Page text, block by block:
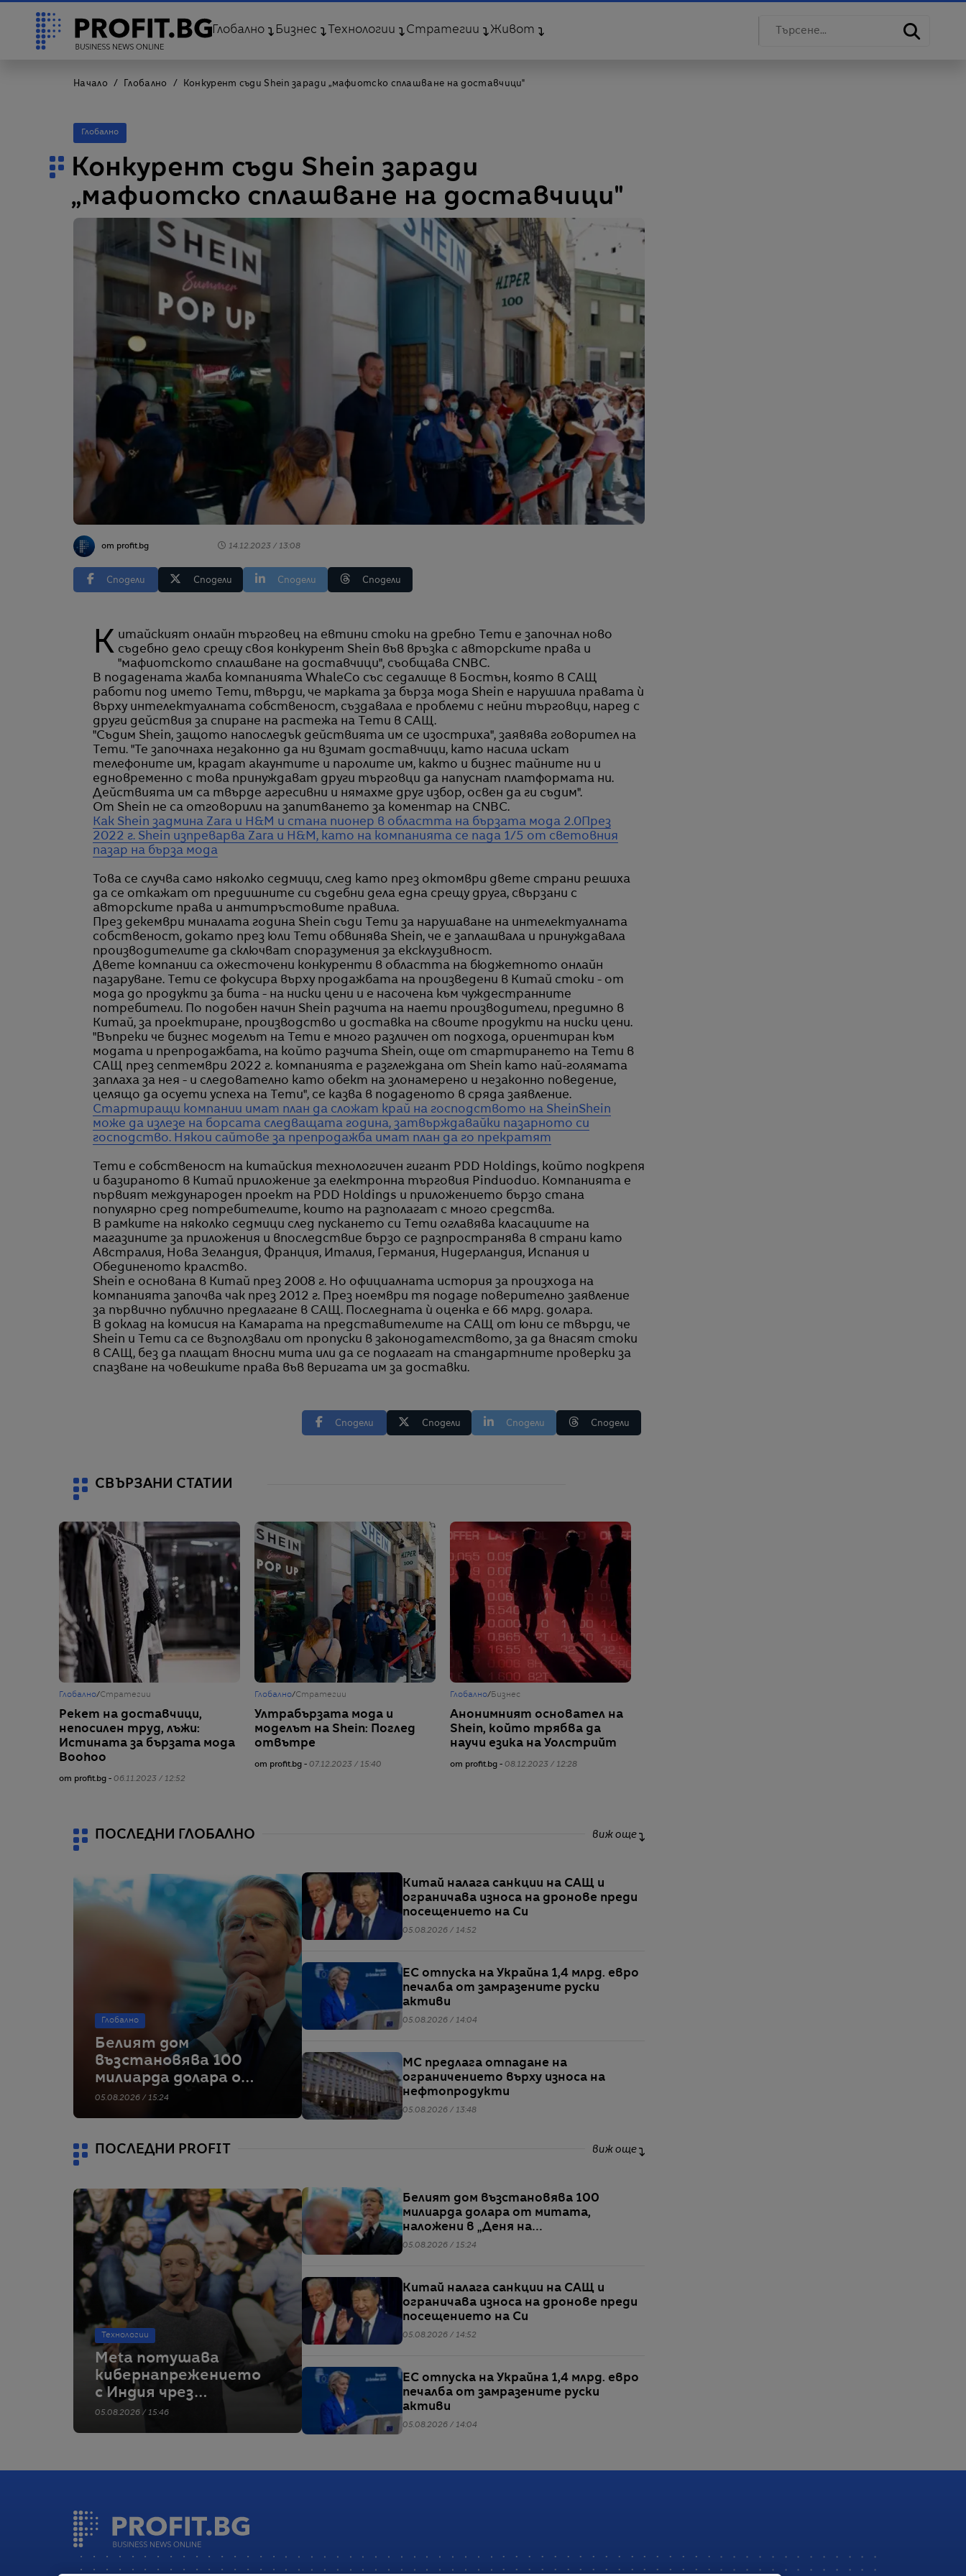
Глобално Бизнес Технологии Стратегии Живот
Начало Глобално Конкурент съди Shein заради „мафиотско сплашване на доставчици"
Глобално
Конкурент съди Shein заради
„мафиотско сплашване на доставчици"
от profit.bg 14.12.2023 / 13:08
Сподели Сподели Сподели Сподели
Китайският онлайн търговец на евтини стоки на дребно Temu е започнал ново съдебно дело срещу своя конкурент Shein във връзка с авторските права и
"мафиотското сплашване на доставчици", съобщава CNBC.
В подадената жалба компанията WhaleCo със седалище в Бостън, която в САЩ
работи под името Temu, твърди, че марката за бърза мода Shein е нарушила правата ѝ
върху интелектуалната собственост, създавала е проблеми с нейни търговци, наред с
други действия за спиране на растежа на Temu в САЩ.
"Съдим Shein, защото напоследък действията им се изостриха", заявява говорител на
Temu. "Те започнаха незаконно да ни взимат доставчици, като насила искат
телефоните им, крадат акаунтите и паролите им, както и бизнес тайните ни и
едновременно с това принуждават други търговци да напуснат платформата ни.
Действията им са твърде агресивни и нямахме друг избор, освен да ги съдим".
От Shein не са отговорили на запитването за коментар на CNBC.
Как Shein задмина Zara и H&M и стана пионер в областта на бързата мода 2.0През
2022 г. Shein изпреварва Zara и H&M, като на компанията се пада 1/5 от световния
пазар на бърза мода
Това се случва само няколко седмици, след като през октомври двете страни решиха
да се откажат от предишните си съдебни дела една срещу друга, свързани с
авторските права и антитръстовите правила.
През декември миналата година Shein съди Temu за нарушаване на интелектуалната
собственост, докато през юли Temu обвинява Shein, че е заплашвала и принуждавала
производителите да сключват споразумения за ексклузивност.
Двете компании са ожесточени конкуренти в областта на бюджетното онлайн
пазаруване. Temu се фокусира върху продажбата на произведени в Китай стоки - от
мода до продукти за бита - на ниски цени и е насочена към чуждестранните
потребители. По подобен начин Shein разчита на наети производители, предимно в
Китай, за проектиране, производство и доставка на своите продукти на ниски цени.
"Въпреки че бизнес моделът на Temu е много различен от подхода, ориентиран към
модата и препродажбата, на който разчита Shein, още от стартирането на Temu в
САЩ през септември 2022 г. компанията е разглеждана от Shein като най-голямата
заплаха за нея - и следователно като обект на злонамерено и незаконно поведение,
целящо да осуети успеха на Temu", се казва в подаденото в сряда заявление.
Стартиращи компании имат план да сложат край на господството на SheinShein
може да излезе на борсата следващата година, затвърждавайки пазарното си
господство. Някои сайтове за препродажба имат план да го прекратят
Temu е собственост на китайския технологичен гигант PDD Holdings, който подкрепя
и базираното в Китай приложение за електронна търговия Pinduoduo. Компанията е
първият международен проект на PDD Holdings и приложението бързо стана
популярно сред потребителите, които на разполагат с много средства.
В рамките на няколко седмици след пускането си Temu оглавява класациите на
магазините за приложения и впоследствие бързо се разпространява в страни като
Австралия, Нова Зеландия, Франция, Италия, Германия, Нидерландия, Испания и
Обединеното кралство.
Shein е основана в Китай през 2008 г. Но официалната история за произхода на
компанията започва чак през 2012 г. През ноември тя подаде поверително заявление
за първично публично предлагане в САЩ. Последната ѝ оценка е 66 млрд. долара.
В доклад на комисия на Камарата на представителите на САЩ от юни се твърди, че
Shein и Temu са се възползвали от пропуски в законодателството, за да внасят стоки
в САЩ, без да плащат вносни мита или да се подлагат на стандартните проверки за
спазване на човешките права във веригата им за доставки.
Сподели Сподели Сподели Сподели
СВЪРЗАНИ СТАТИИ
Глобално/Стратегии
Рекет на доставчици,
непосилен труд, лъжи:
Истината за бързата мода
Boohoo
от profit.bg - 06.11.2023 / 12:52
Глобално/Стратегии
Ултрабързата мода и
моделът на Shein: Поглед
отвътре
от profit.bg - 07.12.2023 / 15:40
Глобално/Бизнес
Анонимният основател на
Shein, който трябва да
научи езика на Уолстрийт
от profit.bg - 08.12.2023 / 12:28
ПОСЛЕДНИ ГЛОБАЛНО виж още
Глобално
Белият дом
възстановява 100
милиарда долара от
митата, наложени в
05.08.2026 / 15:24
Китай налага санкции на САЩ и
ограничава износа на дронове преди
посещението на Си
05.08.2026 / 14:52
ЕС отпуска на Украйна 1,4 млрд. евро
печалба от замразените руски
активи
05.08.2026 / 14:04
МС предлага отпадане на
ограничението върху износа на
нефтопродукти
05.08.2026 / 13:48
ПОСЛЕДНИ PROFIT виж още
Технологии
Meta потушава
кибернапрежението
с Индия чрез
извинения
05.08.2026 / 15:46
Белият дом възстановява 100
милиарда долара от митата,
наложени в „Деня на
освобождението“
05.08.2026 / 15:24
Китай налага санкции на САЩ и
ограничава износа на дронове преди
посещението на Си
05.08.2026 / 14:52
ЕС отпуска на Украйна 1,4 млрд. евро
печалба от замразените руски
активи
05.08.2026 / 14:04